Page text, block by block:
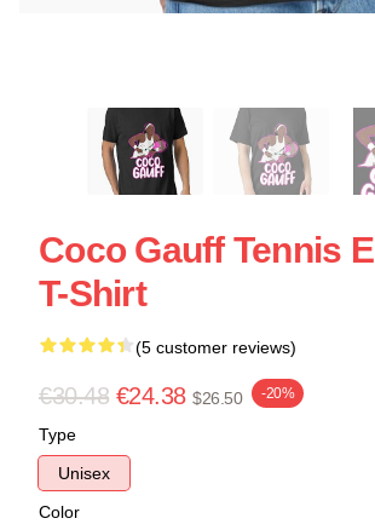
Coco Gauff Tennis
T-Shirt
(5 customer reviews)
€30.48 €24.38 $26.50 -20%
Type
Unisex
Color